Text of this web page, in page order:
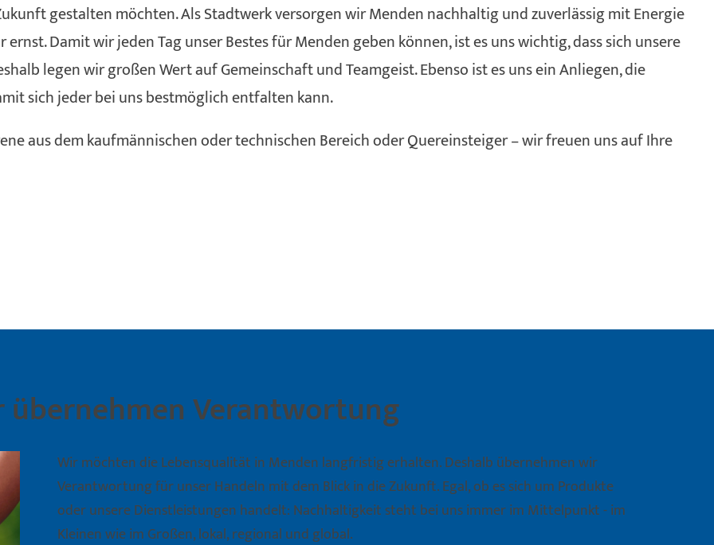
gestalten möchten. Als Stadtwerk versorgen wir Menden nachhaltig und zuverlässig mit Energie
Damit wir jeden Tag unser Bestes für Menden geben können, ist es uns wichtig, dass sich unsere
legen wir großen Wert auf Gemeinschaft und Teamgeist. Ebenso ist es uns ein Anliegen, die
sich jeder bei uns bestmöglich entfalten kann.
aus dem kaufmännischen oder technischen Bereich oder Quereinsteiger – wir freuen uns auf Ihre
übernehmen Verantwortung
Wir möchten die Lebensqualität in Menden langfristig erhalten. Deshalb übernehmen wir
Verantwortung für unser Handeln mit dem Blick in die Zukunft. Egal, ob es sich um Produkte
oder unsere Dienstleistungen handelt: Nachhaltigkeit steht bei uns immer im Mittelpunkt - im
Kleinen wie im Großen, lokal, regional und global.